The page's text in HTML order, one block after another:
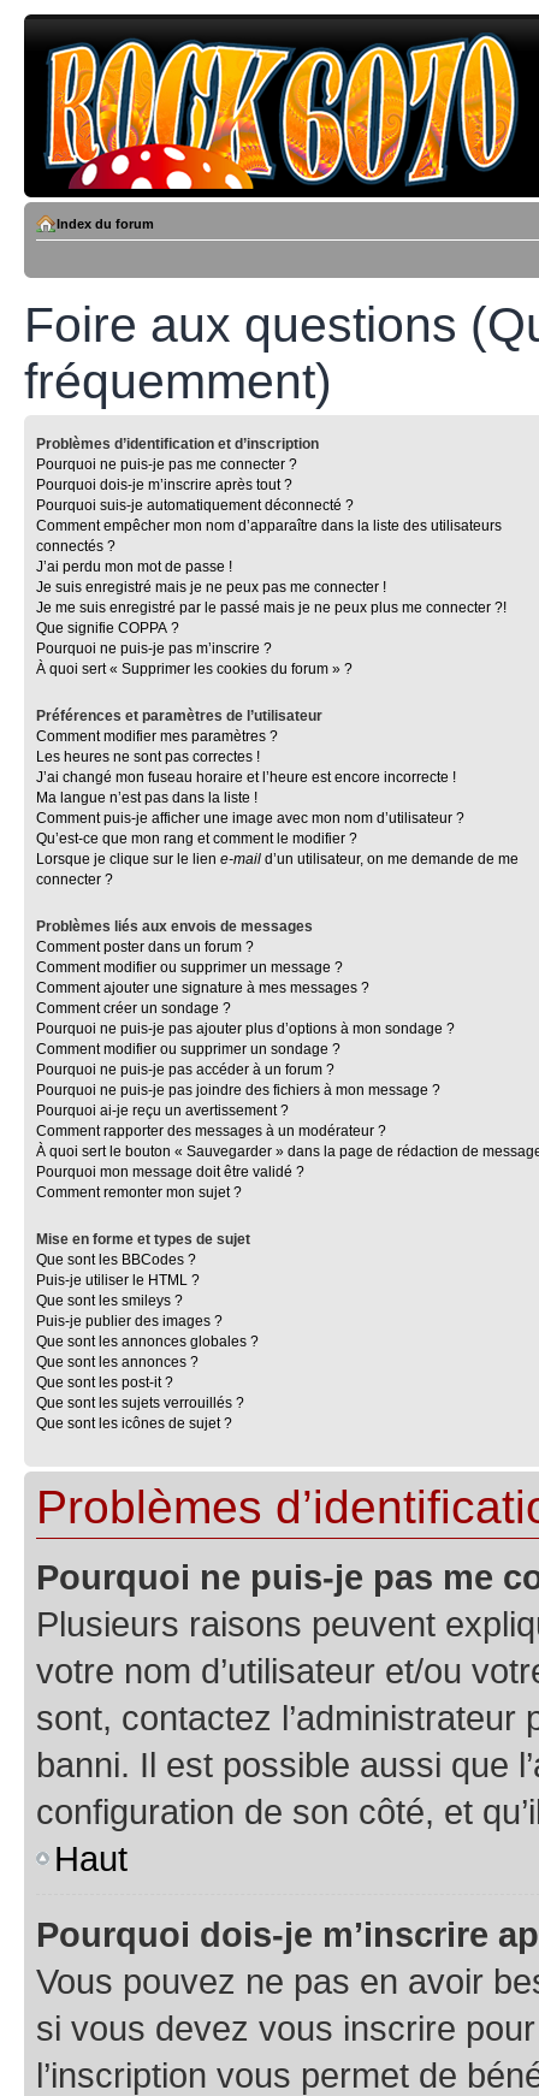
Index du forum
Foire aux questions
fréquemment)
Problèmes d’identification et d’inscription
Pourquoi ne puis-je pas me connecter ?
Pourquoi dois-je m’inscrire après tout ?
Pourquoi suis-je automatiquement déconnecté ?
Comment empêcher mon nom d’apparaître dans la liste des utilisateurs
connectés ?
J’ai perdu mon mot de passe !
Je suis enregistré mais je ne peux pas me connecter !
Je me suis enregistré par le passé mais je ne peux plus me connecter ?!
Que signifie COPPA ?
Pourquoi ne puis-je pas m’inscrire ?
À quoi sert « Supprimer les cookies du forum » ?
Préférences et paramètres de l’utilisateur
Comment modifier mes paramètres ?
Les heures ne sont pas correctes !
J’ai changé mon fuseau horaire et l’heure est encore incorrecte !
Ma langue n’est pas dans la liste !
Comment puis-je afficher une image avec mon nom d’utilisateur ?
Qu’est-ce que mon rang et comment le modifier ?
Lorsque je clique sur le lien e-mail d’un utilisateur, on me demande de me
connecter ?
Problèmes liés aux envois de messages
Comment poster dans un forum ?
Comment modifier ou supprimer un message ?
Comment ajouter une signature à mes messages ?
Comment créer un sondage ?
Pourquoi ne puis-je pas ajouter plus d’options à mon sondage ?
Comment modifier ou supprimer un sondage ?
Pourquoi ne puis-je pas accéder à un forum ?
Pourquoi ne puis-je pas joindre des fichiers à mon message ?
Pourquoi ai-je reçu un avertissement ?
Comment rapporter des messages à un modérateur ?
À quoi sert le bouton « Sauvegarder » dans la page de rédaction de
Pourquoi mon message doit être validé ?
Comment remonter mon sujet ?
Mise en forme et types de sujet
Que sont les BBCodes ?
Puis-je utiliser le HTML ?
Que sont les smileys ?
Puis-je publier des images ?
Que sont les annonces globales ?
Que sont les annonces ?
Que sont les post-it ?
Que sont les sujets verrouillés ?
Que sont les icônes de sujet ?
Problèmes
Pourquoi ne puis-je pas me
Plusieurs raisons peuvent
votre nom d’utilisateur et/ou
sont, contactez l’administrateur
banni. Il est possible aussi que
configuration de son côté, et
Haut
Pourquoi dois-je m’inscrire
Vous pouvez ne pas en avoir
si vous devez vous inscrire
l’inscription vous permet de